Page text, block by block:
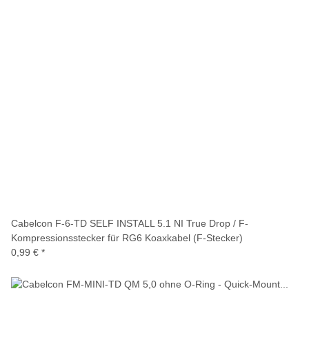
Cabelcon F-6-TD SELF INSTALL 5.1 NI True Drop / F-
Kompressionsstecker für RG6 Koaxkabel (F-Stecker)
0,99 € *